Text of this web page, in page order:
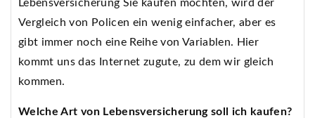
Lebensversicherung Sie kaufen möchten, wird der
Vergleich von Policen ein wenig einfacher, aber es
gibt immer noch eine Reihe von Variablen. Hier
kommt uns das Internet zugute, zu dem wir gleich
kommen.
Welche Art von Lebensversicherung soll ich kaufen?